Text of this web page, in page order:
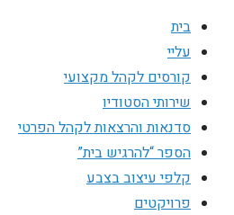
בית
עליי
קורסים לקהל מקצועי
שירותי הסטודיו
סדנאות והרצאות לקהל הפרטי
הספר “להרגיש בית”
קלפי עיצוב בצבע
פרויקטים